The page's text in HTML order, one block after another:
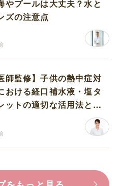
やプールは大丈夫？水と
ズの注意点
師監修】子供の熱中症対
おける経口補水液・塩タ
ットの適切な活用法と水